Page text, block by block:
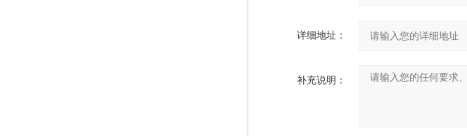
详细地址：
补充说明：